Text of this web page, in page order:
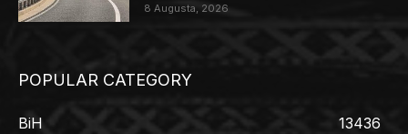
8 Augusta, 2026
POPULAR CATEGORY
BiH
13436